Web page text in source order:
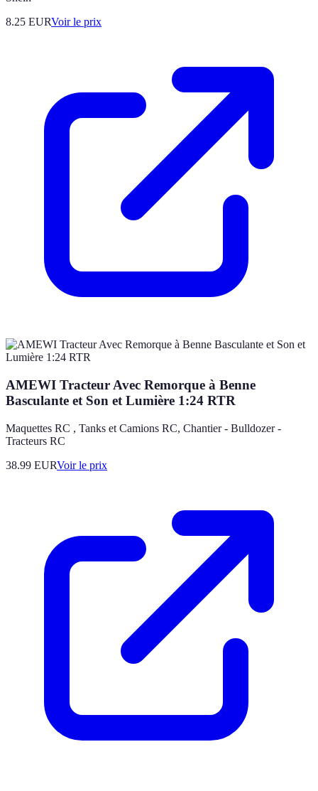
8.25 EURVoir le prix
AMEWI Tracteur Avec Remorque à Benne
Basculante et Son et Lumière 1:24 RTR
Maquettes RC , Tanks et Camions RC, Chantier - Bulldozer -
Tracteurs RC
38.99 EURVoir le prix